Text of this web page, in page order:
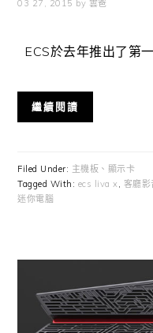
03 27, 2015 by 雲爸
ECS於去年推出了第
繼續閱讀
Filed Under: 主機板、顯示卡
Tagged With: ecs liva x , 客廳影
迷你電腦